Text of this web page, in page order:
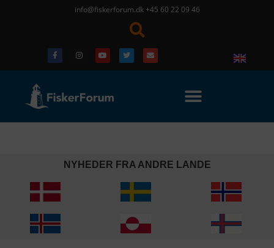
info@fiskerforum.dk +45 60 22 09 46
NYHEDER FRA ANDRE LANDE